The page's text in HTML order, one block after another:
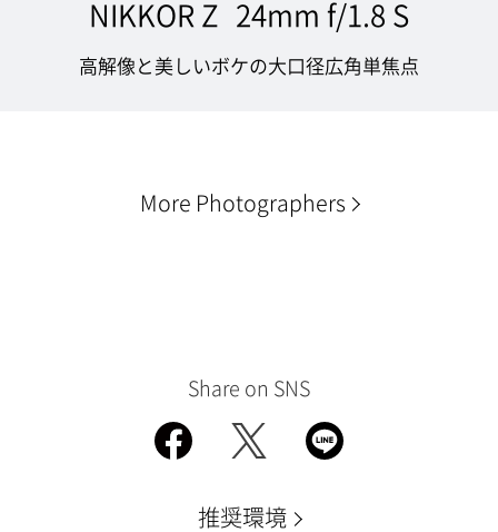
NIKKOR Z 24mm f/1.8 S
高解像と美しいボケの大口径広角単焦点
More Photographers
Share on SNS
推奨環境